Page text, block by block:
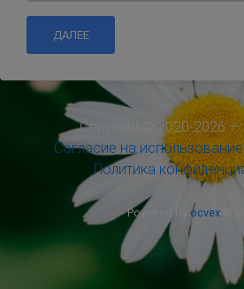
Copyright © 2020-2026 —
Согласие на
Политика
Powered by ocvex®